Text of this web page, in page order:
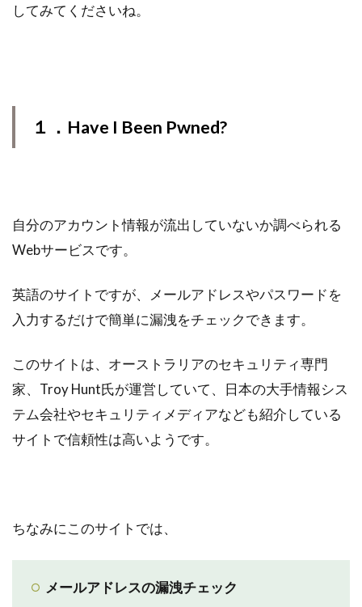
してみてくださいね。
１．Have I Been Pwned?
自分のアカウント情報が流出していないか調べられる
Webサービスです。
英語のサイトですが、メールアドレスやパスワードを
入力するだけで簡単に漏洩をチェックできます。
このサイトは、オーストラリアのセキュリティ専門
家、Troy Hunt氏が運営していて、日本の大手情報シス
テム会社やセキュリティメディアなども紹介している
サイトで信頼性は高いようです。
ちなみにこのサイトでは、
メールアドレスの漏洩チェック